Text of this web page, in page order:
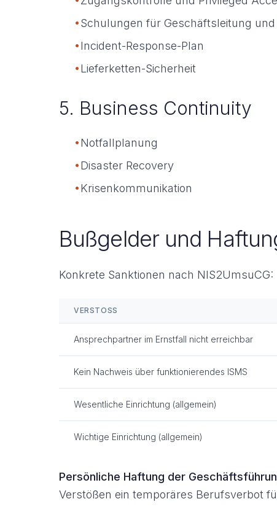
•Schulungen für Geschäftsleitung
•Incident-Response-Plan
•Lieferketten-Sicherheit
5. Business Continuity
•Notfallplanung
•Disaster Recovery
•Krisenkommunikation
Bußgelder und
Konkrete Sanktionen nach NIS2UmsuCG:
VERSTOSS
Ansprechpartner im Ernstfall nicht erreichbar
Kein Nachweis über funktionierendes ISMS
Wesentliche Einrichtung (allgemein)
Wichtige Einrichtung (allgemein)
Persönliche Haftung der
Verstößen ein temporäres Berufsverbot